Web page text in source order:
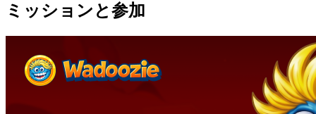
ミッションと参加